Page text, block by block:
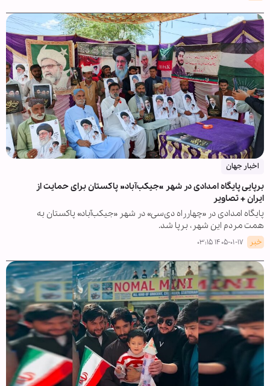
اخبار جهان
برپایی پایگاه امدادی در شهر «جیکب‌آباد» پاکستان برای حمایت از
ایران + تصاویر
پایگاه امدادی در «چهارراه دی‌سی» در شهر «جیکب‌آباد» پاکستان به
همت مردم این شهر، برپا شد.
خبر ۱۴۰۵-۰۱-۱۷ ۰۳:۱۵